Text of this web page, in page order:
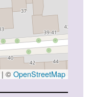
| © OpenStreetMap